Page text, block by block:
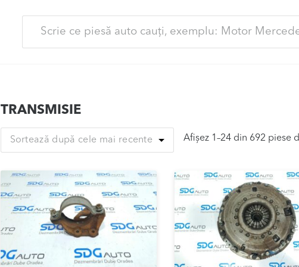
TRANSMISIE
Sortează după cele mai recente Afișez 1–24 din 692 piese